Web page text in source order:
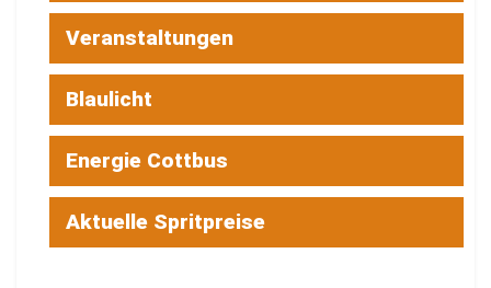
Veranstaltungen
Blaulicht
Energie Cottbus
Aktuelle Spritpreise